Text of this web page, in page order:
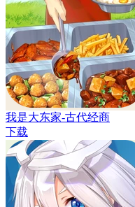
我是大东家-古代经商
下载